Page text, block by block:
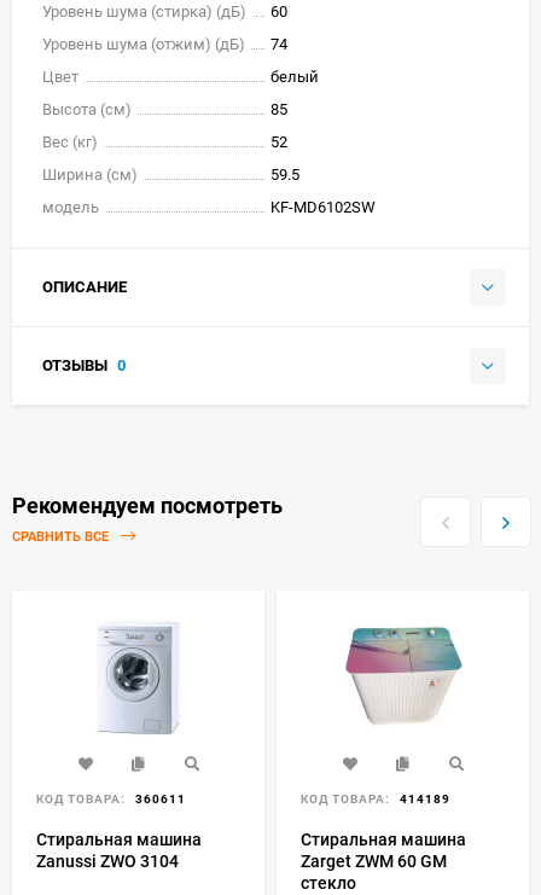
Уровень шума (стирка) (дБ)
60
Уровень шума (отжим) (дБ)
74
Цвет
белый
Высота (см)
85
Вес (кг)
52
Ширина (см)
59.5
модель
KF-MD6102SW
ОПИСАНИЕ
ОТЗЫВЫ 0
Рекомендуем посмотреть
СРАВНИТЬ ВСЕ
КОД ТОВАРА: 360611
Стиральная машина
Zanussi ZWO 3104
КОД ТОВАРА: 414189
Стиральная машина
Zarget ZWM 60 GM
стекло